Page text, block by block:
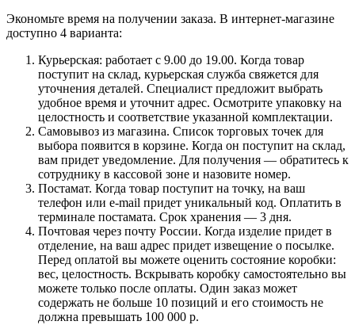
Экономьте время на получении заказа. В интернет-магазине
доступно 4 варианта:
Курьерская: работает с 9.00 до 19.00. Когда товар
поступит на склад, курьерская служба свяжется для
уточнения деталей. Специалист предложит выбрать
удобное время и уточнит адрес. Осмотрите упаковку на
целостность и соответствие указанной комплектации.
Самовывоз из магазина. Список торговых точек для
выбора появится в корзине. Когда он поступит на склад,
вам придет уведомление. Для получения — обратитесь к
сотруднику в кассовой зоне и назовите номер.
Постамат. Когда товар поступит на точку, на ваш
телефон или e-mail придет уникальный код. Оплатить в
терминале постамата. Срок хранения — 3 дня.
Почтовая через почту России. Когда изделие придет в
отделение, на ваш адрес придет извещение о посылке.
Перед оплатой вы можете оценить состояние коробки:
вес, целостность. Вскрывать коробку самостоятельно вы
можете только после оплаты. Один заказ может
содержать не больше 10 позиций и его стоимость не
должна превышать 100 000 р.